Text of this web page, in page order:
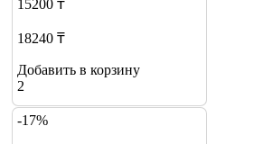
15200 ₸
18240 ₸
Добавить в корзину
2
-17%